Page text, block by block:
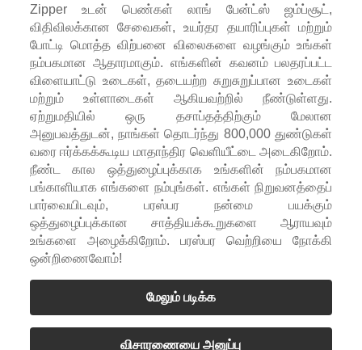
Zipper உடன் பெண்கள் லாங் பேன்ட்ஸ் ஜம்ப்சூட்,
விதிவிலக்கான சேவைகள், உயர்தர தயாரிப்புகள் மற்றும்
போட்டி மொத்த விற்பனை விலைகளை வழங்கும் உங்கள்
நம்பகமான ஆதாரமாகும். எங்களின் கவனம் பலதரப்பட்ட
விளையாட்டு உடைகள், தடையற்ற சுறுசுறுப்பான உடைகள்
மற்றும் உள்ளாடைகள் ஆகியவற்றில் நீண்டுள்ளது.
ஏற்றுமதியில் ஒரு தசாப்தத்திற்கும் மேலான
அனுபவத்துடன், நாங்கள் தொடர்ந்து 800,000 துண்டுகள்
வரை ஈர்க்கக்கூடிய மாதாந்திர வெளியீட்டை அடைகிறோம்.
நீண்ட கால ஒத்துழைப்புக்காக உங்களின் நம்பகமான
பங்காளியாக எங்களை நம்புங்கள். எங்கள் நிறுவனத்தைப்
பார்வையிடவும், பரஸ்பர நன்மை பயக்கும்
ஒத்துழைப்புக்கான சாத்தியக்கூறுகளை ஆராயவும்
உங்களை அழைக்கிறோம். பரஸ்பர வெற்றியை நோக்கி
ஒன்றிணைவோம்!
மேலும் படிக்க
விசாரணையை அனுப்பு